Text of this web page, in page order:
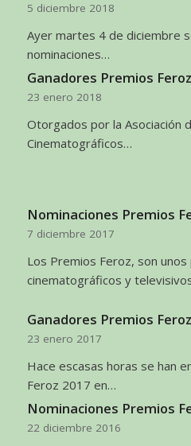
5 diciembre 2018
Ayer martes 4 de diciembre
nominaciones…
Ganadores Premios
23 enero 2018
Otorgados por la Asociación
Cinematográficos…
Nominaciones Premios
7 diciembre 2017
Los Premios Feroz, son
cinematográficos y
Ganadores Premios
23 enero 2017
Hace escasas horas se han
Feroz 2017 en…
Nominaciones Premios
22 diciembre 2016